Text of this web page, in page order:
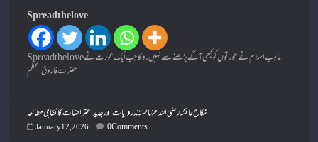
Spread the love
Spread the loveمذہب اسلام نے عورتوں کو کبھی آگے بڑھنے سے نہیں روکا جب ایک عورت نے
حضرت فاروق اعظم
نکاح عائشہ رضی اللہ عنہا مستند روایات اور جدید اعتراضات کا تقابلی مطالعہ
January 12, 2026 0 Comments